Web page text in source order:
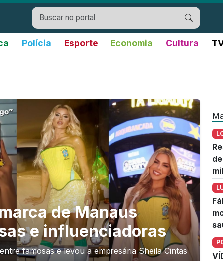
Polícia Esporte Economia Cultura
de Manaus
e influenciadoras
famosas e levou a empresária Sheila Cintas